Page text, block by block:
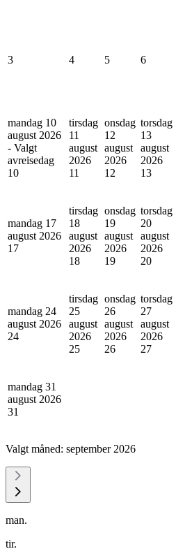
3 4 5 6
mandag 10
august 2026
- Valgt
avreisedag
10
tirsdag
11
august
2026
11
onsdag
12
august
2026
12
torsdag
13
august
2026
13
mandag 17
august 2026
17
tirsdag
18
august
2026
18
onsdag
19
august
2026
19
torsdag
20
august
2026
20
mandag 24
august 2026
24
tirsdag
25
august
2026
25
onsdag
26
august
2026
26
torsdag
27
august
2026
27
mandag 31
august 2026
31
Valgt måned: september 2026
man.
tir.